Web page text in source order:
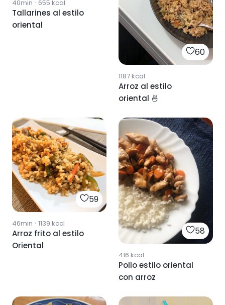
40min · 655 kcal
Tallarines al estilo
oriental
60
1187kcal
Arroz al estilo
oriental 🍜
59
46min · 1139 kcal
Arroz frito al estilo
Oriental
58
416 kcal
Pollo estilo oriental
con arroz